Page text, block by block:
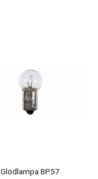
Glödlampa BP57